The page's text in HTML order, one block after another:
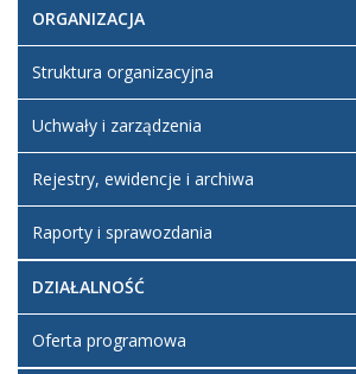
ORGANIZACJA
Struktura organizacyjna
Uchwały i zarządzenia
Rejestry, ewidencje i archiwa
Raporty i sprawozdania
DZIAŁALNOŚĆ
Oferta programowa